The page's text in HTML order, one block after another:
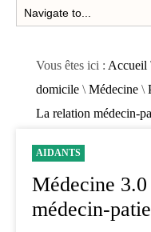
Vous êtes ici : Accueil
domicile \ Médecine \
La relation médecin-
AIDANTS
Médecine
médecin-